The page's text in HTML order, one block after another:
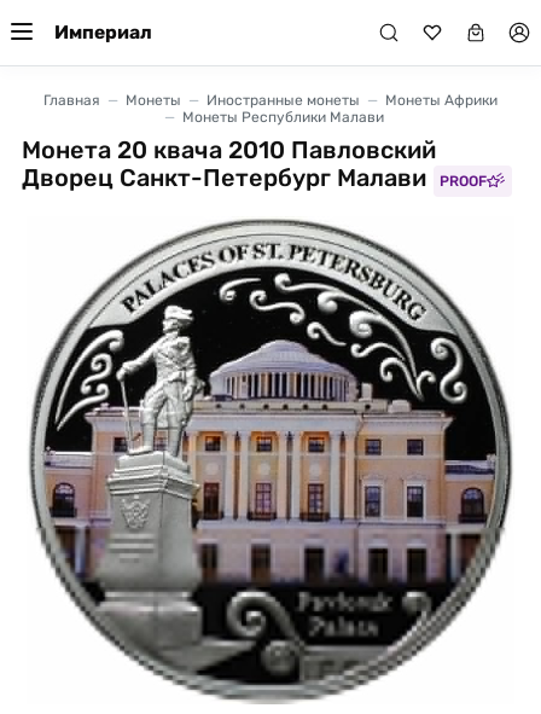
Империал
Главная Монеты Иностранные монеты
Монеты Африки
Монеты Республики Малави
Монета 20 квача 2010 Павловский
Дворец Санкт-Петербург Малави
PROOF